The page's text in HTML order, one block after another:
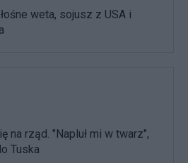
weta, sojusz z USA i
na rząd. "Napluł mi w twarz",
Tuska